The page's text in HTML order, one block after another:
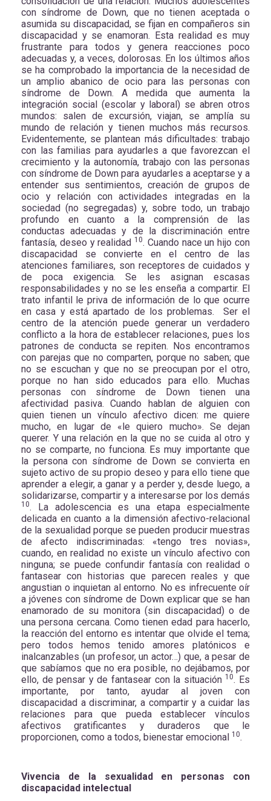
con síndrome de Down, que no tienen aceptada o
asumida su discapacidad, se fijan en compañeros sin
discapacidad y se enamoran. Esta realidad es muy
frustrante para todos y genera reacciones poco
adecuadas y, a veces, dolorosas. En los últimos años
se ha comprobado la importancia de la necesidad de
un amplio abanico de ocio para las personas con
síndrome de Down. A medida que aumenta la
integración social (escolar y laboral) se abren otros
mundos: salen de excursión, viajan, se amplía su
mundo de relación y tienen muchos más recursos.
Evidentemente, se plantean más dificultades: trabajo
con las familias para ayudarles a que favorezcan el
crecimiento y la autonomía, trabajo con las personas
con síndrome de Down para ayudarles a aceptarse y a
entender sus sentimientos, creación de grupos de
ocio y relación con actividades integradas en la
sociedad (no segregadas) y, sobre todo, un trabajo
profundo en cuanto a la comprensión de las
conductas adecuadas y de la discriminación entre
fantasía, deseo y realidad 10. Cuando nace un hijo con
discapacidad se convierte en el centro de las
atenciones familiares, son receptores de cuidados y
de poca exigencia. Se les asignan escasas
responsabilidades y no se les enseña a compartir. El
trato infantil le priva de información de lo que ocurre
en casa y está apartado de los problemas. Ser el
centro de la atención puede generar un verdadero
conflicto a la hora de establecer relaciones, pues los
patrones de conducta se repiten. Nos encontramos
con parejas que no comparten, porque no saben; que
no se escuchan y que no se preocupan por el otro,
porque no han sido educados para ello. Muchas
personas con síndrome de Down tienen una
afectividad pasiva. Cuando hablan de alguien con
quien tienen un vínculo afectivo dicen: me quiere
mucho, en lugar de «le quiero mucho». Se dejan
querer. Y una relación en la que no se cuida al otro y
no se comparte, no funciona. Es muy importante que
la persona con síndrome de Down se convierta en
sujeto activo de su propio deseo y para ello tiene que
aprender a elegir, a ganar y a perder y, desde luego, a
solidarizarse, compartir y a interesarse por los demás
10. La adolescencia es una etapa especialmente
delicada en cuanto a la dimensión afectivo-relacional
de la sexualidad porque se pueden producir muestras
de afecto indiscriminadas: «tengo tres novias»,
cuando, en realidad no existe un vínculo afectivo con
ninguna; se puede confundir fantasía con realidad o
fantasear con historias que parecen reales y que
angustian o inquietan al entorno. No es infrecuente oír
a jóvenes con síndrome de Down explicar que se han
enamorado de su monitora (sin discapacidad) o de
una persona cercana. Como tienen edad para hacerlo,
la reacción del entorno es intentar que olvide el tema;
pero todos hemos tenido amores platónicos e
inalcanzables (un profesor, un actor…) que, a pesar de
que sabíamos que no era posible, no dejábamos, por
ello, de pensar y de fantasear con la situación 10. Es
importante, por tanto, ayudar al joven con
discapacidad a discriminar, a compartir y a cuidar las
relaciones para que pueda establecer vínculos
afectivos gratificantes y duraderos que le
proporcionen, como a todos, bienestar emocional
10.
Vivencia de la sexualidad en personas con
discapacidad intelectual